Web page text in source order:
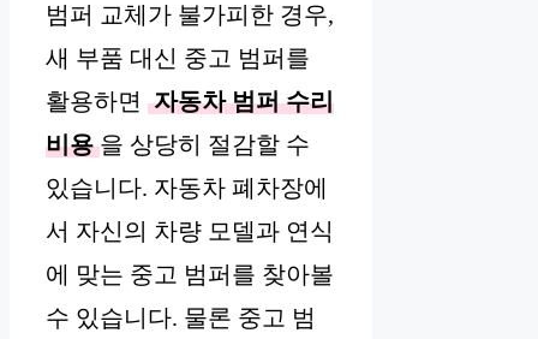
범퍼 교체가 불가피한 경우,
새 부품 대신 중고 범퍼를
활용하면 자동차 범퍼 수리
비용 을 상당히 절감할 수
있습니다. 자동차 폐차장에
서 자신의 차량 모델과 연식
에 맞는 중고 범퍼를 찾아볼
수 있습니다. 물론 중고 범